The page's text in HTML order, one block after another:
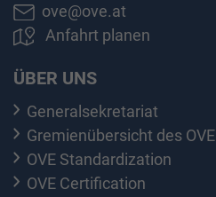
ove@ove.at
Anfahrt planen
ÜBER UNS
Generalsekretariat
Gremienübersicht des OVE
OVE Standardization
OVE Certification